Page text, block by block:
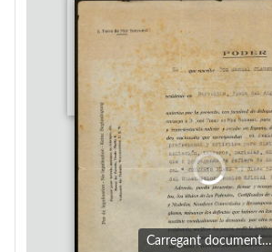
Carregant document…